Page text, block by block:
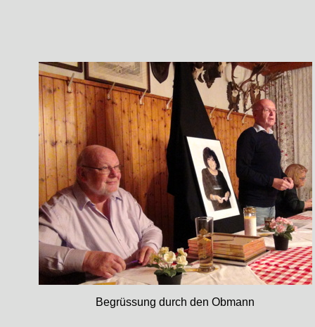
Begrüssung durch den Obmann